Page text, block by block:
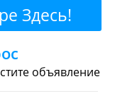
Здесь!
объявление